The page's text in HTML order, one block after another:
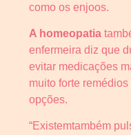
como os enjoos.
A homeopatia
enfermeira diz que
evitar medicações
muito forte
opções.
“Existemtambém